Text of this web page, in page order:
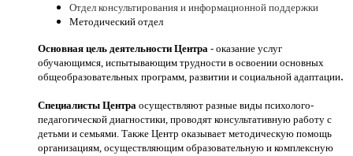
Отдел консультирования и информационной поддержки
Методический отдел
Основная цель деятельности Центра - оказание услуг
обучающимся, испытывающим трудности в освоении основных
общеобразовательных программ, развитии и социальной адаптации.
Специалисты Центра осуществляют разные виды психолого-
педагогической диагностики, проводят консультативную работу с
детьми и семьями. Также Центр оказывает методическую помощь
организациям, осуществляющим образовательную и комплексную